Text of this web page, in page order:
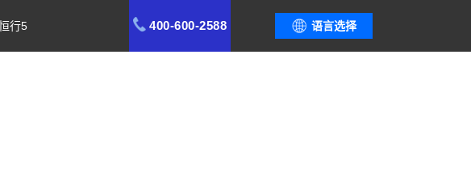
语言选择
400-600-2588
行5